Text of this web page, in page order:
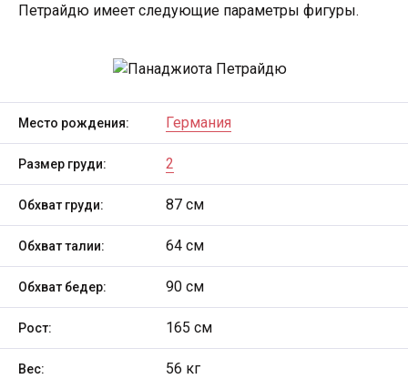
Петрайдю имеет следующие параметры фигуры.
Место рождения: Германия
Размер груди: 2
Обхват груди: 87 см
Обхват талии: 64 см
Обхват бедер: 90 см
Рост: 165 см
Вес: 56 кг